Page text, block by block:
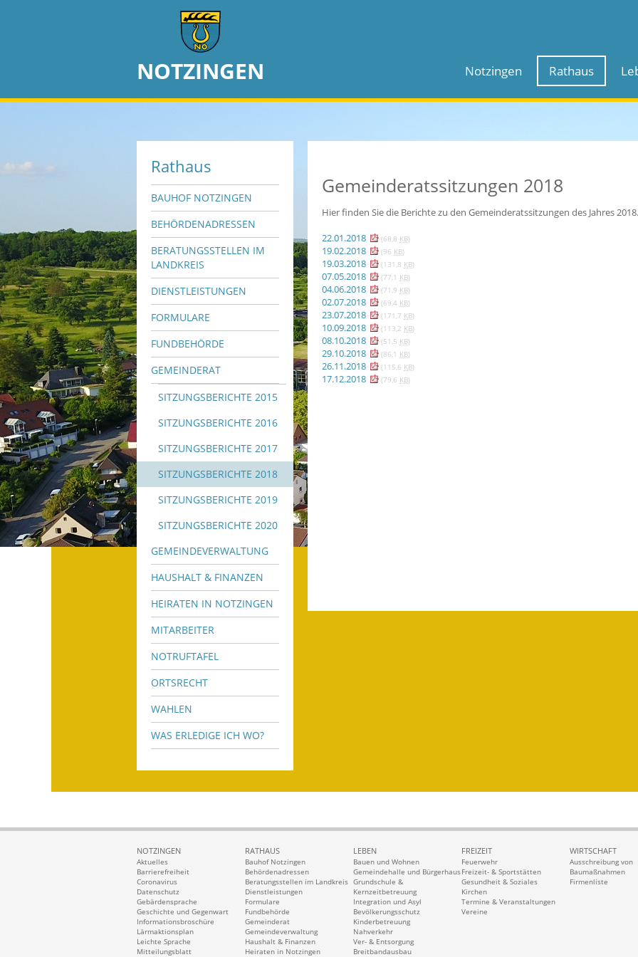
NOTZINGEN Notzingen Rathaus
Rathaus
BAUHOF NOTZINGEN
BEHÖRDENADRESSEN
BERATUNGSSTELLEN IM
LANDKREIS
DIENSTLEISTUNGEN
FORMULARE
FUNDBEHÖRDE
GEMEINDERAT
SITZUNGSBERICHTE 2015
SITZUNGSBERICHTE 2016
SITZUNGSBERICHTE 2017
SITZUNGSBERICHTE 2018
SITZUNGSBERICHTE 2019
SITZUNGSBERICHTE 2020
GEMEINDEVERWALTUNG
HAUSHALT & FINANZEN
HEIRATEN IN NOTZINGEN
MITARBEITER
NOTRUFTAFEL
ORTSRECHT
WAHLEN
WAS ERLEDIGE ICH WO?
Gemeinderatssitzungen 2018
Hier finden Sie die Berichte zu den Gemeinderatssitzungen des Jahres 2018.
22.01.2018 (68,8 KB)
19.02.2018 (96 KB)
19.03.2018 (131,8 KB)
07.05.2018 (77,1 KB)
04.06.2018 (71,9 KB)
02.07.2018 (69,4 KB)
23.07.2018 (171,7 KB)
10.09.2018 (113,2 KB)
08.10.2018 (51,5 KB)
29.10.2018 (86,1 KB)
26.11.2018 (115,6 KB)
17.12.2018 (79,6 KB)
NOTZINGEN
Aktuelles
Barrierefreiheit
Coronavirus
Datenschutz
Gebärdensprache
Geschichte und Gegenwart
Informationsbroschüre
Lärmaktionsplan
Leichte Sprache
Mitteilungsblatt
RATHAUS
Bauhof Notzingen
Behördenadressen
Beratungsstellen im Landkreis
Dienstleistungen
Formulare
Fundbehörde
Gemeinderat
Gemeindeverwaltung
Haushalt & Finanzen
Heiraten in Notzingen
LEBEN
Bauen und Wohnen
Gemeindehalle und Bürgerhaus
Grundschule &
Kernzeitbetreuung
Integration und Asyl
Bevölkerungsschutz
Kinderbetreuung
Nahverkehr
Ver- & Entsorgung
Breitbandausbau
FREIZEIT
Feuerwehr
Freizeit- & Sportstätten
Gesundheit & Soziales
Kirchen
Termine & Veranstaltungen
Vereine
WIRTSCHAFT
Ausschreibung von
Baumaßnahmen
Firmenliste